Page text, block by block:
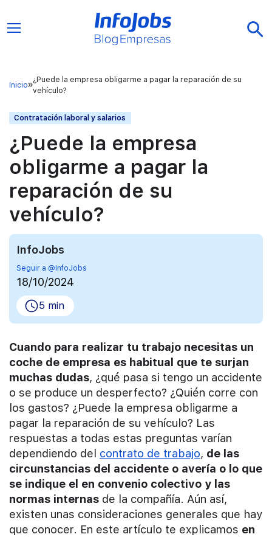
Inicio
¿Puede la empresa obligarme a pagar la reparación de su
vehículo?
Contratación laboral y salarios
¿Puede la empresa
obligarme a pagar la
reparación de su
vehículo?
InfoJobs
Seguir a @InfoJobs
18/10/2024
5 min
Cuando para realizar tu trabajo necesitas un
coche de empresa es habitual que te surjan
muchas dudas, ¿qué pasa si tengo un accidente
o se produce un desperfecto? ¿Quién corre con
los gastos? ¿Puede la empresa obligarme a
pagar la reparación de su vehículo? Las
respuestas a todas estas preguntas varían
dependiendo del contrato de trabajo, de las
circunstancias del accidente o avería o lo que
se indique el en convenio colectivo y las
normas internas de la compañía. Aún así,
existen unas consideraciones generales que hay
que conocer. En este artículo te explicamos en